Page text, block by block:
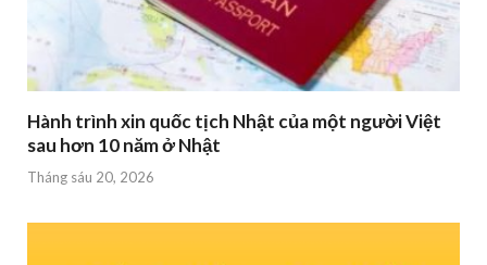
Hành trình xin quốc tịch Nhật của một người Việt
sau hơn 10 năm ở Nhật
Tháng sáu 20, 2026